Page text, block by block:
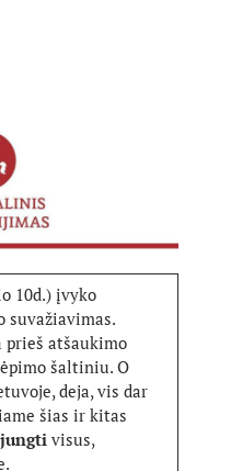
10d.) įvyko
prieš atšaukimo
šaltiniu. O
deja, vis dar
šias ir kitas
visus,